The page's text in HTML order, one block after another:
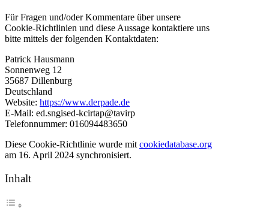
Für Fragen und/oder Kommentare über unsere
Cookie-Richtlinien und diese Aussage kontaktiere uns
bitte mittels der folgenden Kontaktdaten:
Patrick Hausmann
Sonnenweg 12
35687 Dillenburg
Deutschland
Website: https://www.derpade.de
E-Mail: ed.sngised-kcirtap@tavirp
Telefonnummer: 016094483650
Diese Cookie-Richtlinie wurde mit cookiedatabase.org
am 16. April 2024 synchronisiert.
Inhalt